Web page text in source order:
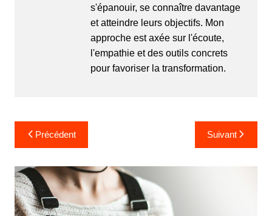
s'épanouir, se connaître davantage
et atteindre leurs objectifs. Mon
approche est axée sur l'écoute,
l'empathie et des outils concrets
pour favoriser la transformation.
Navigation
de
l’article
Précédent Suivant